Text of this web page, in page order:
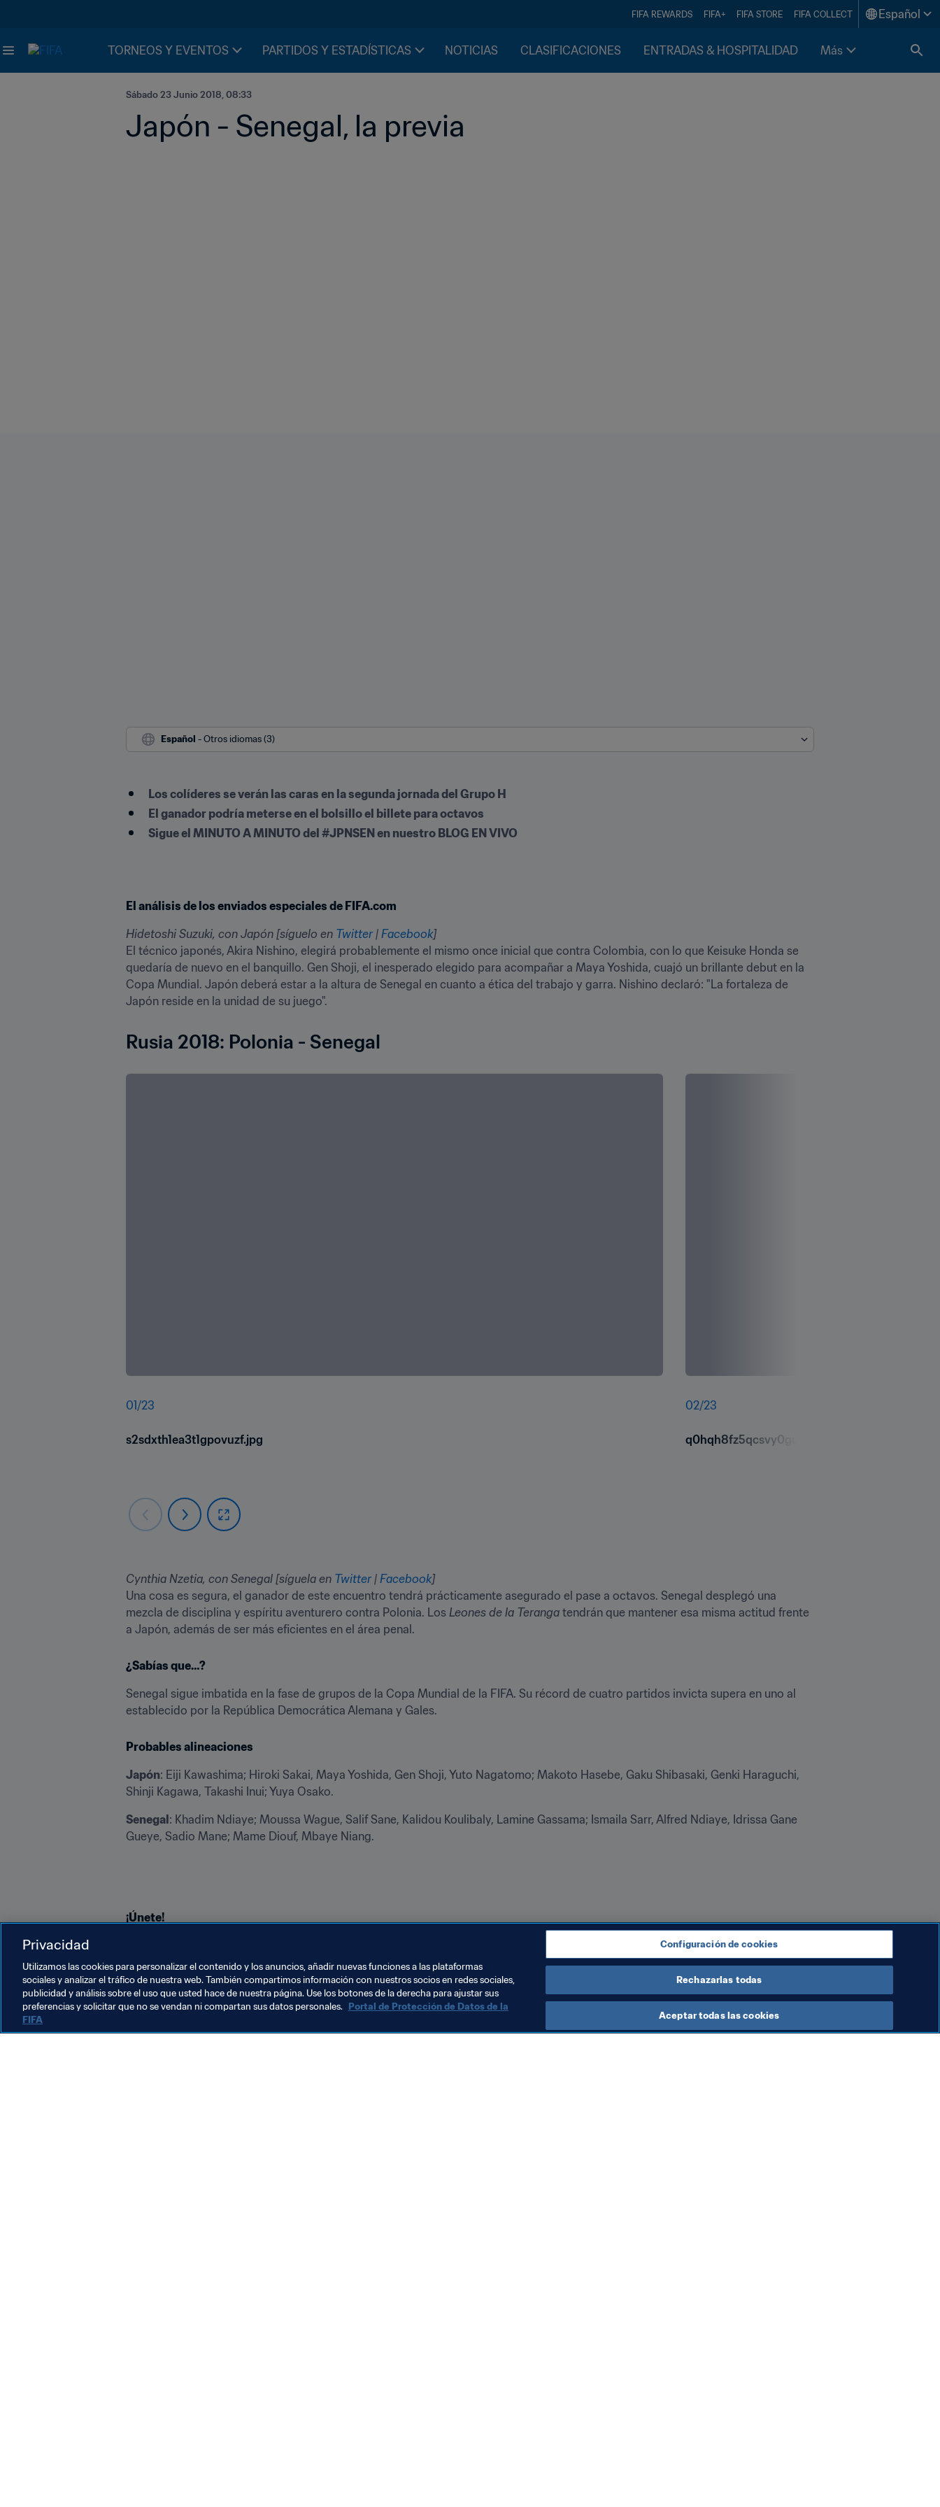
FIFA REWARDS FIFA+ FIFA STORE FIFA COLLECT Español
TORNEOS Y EVENTOS PARTIDOS Y ESTADÍSTICAS NOTICIAS CLASIFICACIONES ENTRADAS & HOSPITALIDAD Más
Sábado 23 Junio 2018, 08:33
Japón - Senegal, la previa
Español - Otros idiomas (3)
Los colíderes se verán las caras en la segunda jornada del Grupo H
El ganador podría meterse en el bolsillo el billete para octavos
Sigue el MINUTO A MINUTO del #JPNSEN en nuestro BLOG EN VIVO
El análisis de los enviados especiales de FIFA.com
Hidetoshi Suzuki, con Japón [síguelo en Twitter | Facebook]
El técnico japonés, Akira Nishino, elegirá probablemente el mismo once inicial que contra Colombia, con lo que Keisuke Honda se
quedaría de nuevo en el banquillo. Gen Shoji, el inesperado elegido para acompañar a Maya Yoshida, cuajó un brillante debut en la
Copa Mundial. Japón deberá estar a la altura de Senegal en cuanto a ética del trabajo y garra. Nishino declaró: "La fortaleza de
Japón reside en la unidad de su juego".
Rusia 2018: Polonia - Senegal
01/23
s2sdxth1ea3t1gpovuzf.jpg
02/23
q0hqh8fz5qcsvy0guns6.jpg
Cynthia Nzetia, con Senegal [síguela en Twitter | Facebook]
Una cosa es segura, el ganador de este encuentro tendrá prácticamente asegurado el pase a octavos. Senegal desplegó una
mezcla de disciplina y espíritu aventurero contra Polonia. Los Leones de la Teranga tendrán que mantener esa misma actitud frente
a Japón, además de ser más eficientes en el área penal.
¿Sabías que…?
Senegal sigue imbatida en la fase de grupos de la Copa Mundial de la FIFA. Su récord de cuatro partidos invicta supera en uno al
establecido por la República Democrática Alemana y Gales.
Probables alineaciones
Japón: Eiji Kawashima; Hiroki Sakai, Maya Yoshida, Gen Shoji, Yuto Nagatomo; Makoto Hasebe, Gaku Shibasaki, Genki Haraguchi,
Shinji Kagawa, Takashi Inui; Yuya Osako.
Senegal : Khadim Ndiaye; Moussa Wague, Salif Sane, Kalidou Koulibaly, Lamine Gassama; Ismaila Sarr, Alfred Ndiaye, Idrissa Gane
Gueye, Sadio Mane; Mame Diouf, Mbaye Niang.
¡Únete!
Nuestra Fan Zone de Rusia 2018 te permite acceder a los juegos, concursos y premios de la Copa Mundial. Juega al Fantasy,
pronostica partidos, colecciona cromos de Panini, vota por los premios de la Copa Mundial y explora nuestro Fan Movement.
Privacidad
Utilizamos las cookies para personalizar el contenido y los anuncios, añadir nuevas funciones a las plataformas
sociales y analizar el tráfico de nuestra web. También compartimos información con nuestros socios en redes sociales,
publicidad y análisis sobre el uso que usted hace de nuestra página. Use los botones de la derecha para ajustar sus
preferencias y solicitar que no se vendan ni compartan sus datos personales. Portal de Protección de Datos de la
FIFA
Configuración de cookies
Rechazarlas todas
Aceptar todas las cookies